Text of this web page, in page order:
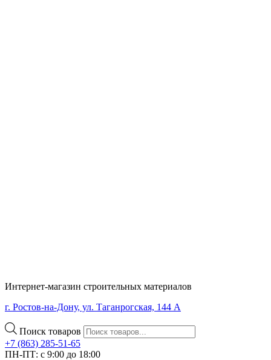
Интернет-магазин строительных материалов
г. Ростов-на-Дону, ул. Таганрогская, 144 А
Поиск товаров
+7 (863) 285-51-65
ПН-ПТ: с 9:00 до 18:00